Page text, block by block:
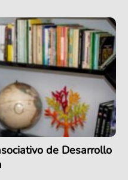
de Desarrollo